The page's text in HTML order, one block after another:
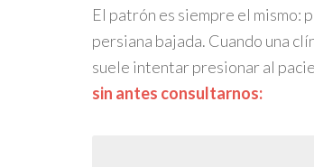
El patrón es siempre el mismo:
persiana bajada. Cuando una
suele intentar presionar al
sin antes consultarnos: